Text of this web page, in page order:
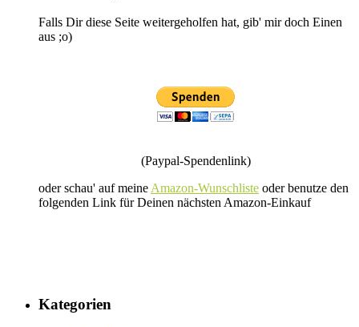
Falls Dir diese Seite weitergeholfen hat, gib' mir doch Einen
aus ;o)
(Paypal-Spendenlink)
oder schau' auf meine Amazon-Wunschliste oder benutze den
folgenden Link für Deinen nächsten Amazon-Einkauf
Kategorien